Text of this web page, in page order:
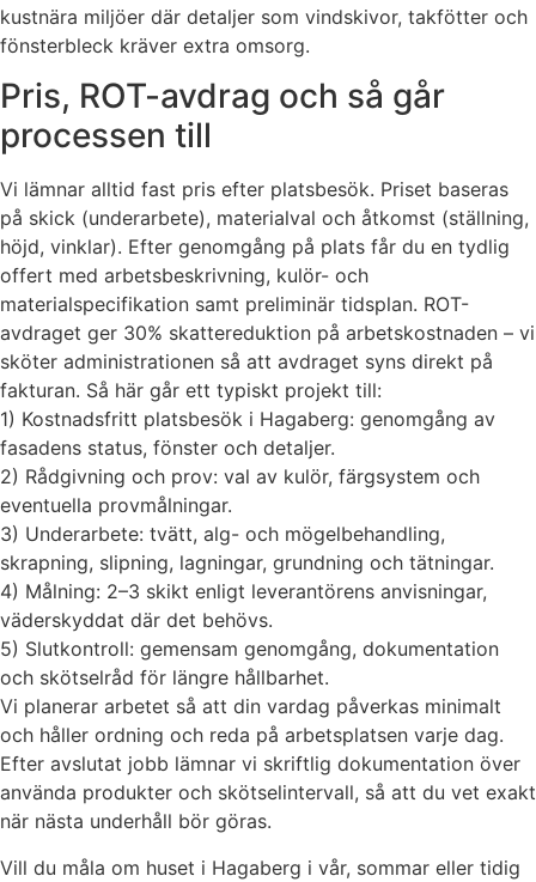
kustnära miljöer där detaljer som vindskivor, takfötter och
fönsterbleck kräver extra omsorg.
Pris, ROT-avdrag och så går
processen till
Vi lämnar alltid fast pris efter platsbesök. Priset baseras
på skick (underarbete), materialval och åtkomst (ställning,
höjd, vinklar). Efter genomgång på plats får du en tydlig
offert med arbetsbeskrivning, kulör- och
materialspecifikation samt preliminär tidsplan. ROT-
avdraget ger 30% skattereduktion på arbetskostnaden – vi
sköter administrationen så att avdraget syns direkt på
fakturan. Så här går ett typiskt projekt till:
1) Kostnadsfritt platsbesök i Hagaberg: genomgång av
fasadens status, fönster och detaljer.
2) Rådgivning och prov: val av kulör, färgsystem och
eventuella provmålningar.
3) Underarbete: tvätt, alg- och mögelbehandling,
skrapning, slipning, lagningar, grundning och tätningar.
4) Målning: 2–3 skikt enligt leverantörens anvisningar,
väderskyddat där det behövs.
5) Slutkontroll: gemensam genomgång, dokumentation
och skötselråd för längre hållbarhet.
Vi planerar arbetet så att din vardag påverkas minimalt
och håller ordning och reda på arbetsplatsen varje dag.
Efter avslutat jobb lämnar vi skriftlig dokumentation över
använda produkter och skötselintervall, så att du vet exakt
när nästa underhåll bör göras.
Vill du måla om huset i Hagaberg i vår, sommar eller tidig